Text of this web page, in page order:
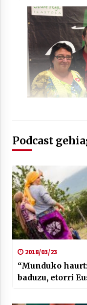
Podcast
2018/03/23
“Munduko
baduzu, etorri